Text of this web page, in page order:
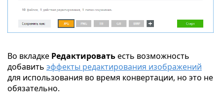
Во вкладке Редактироватьесть возможность
добавить эффекты редактирования изображений
для использования во время конвертации, но это не
обязательно.